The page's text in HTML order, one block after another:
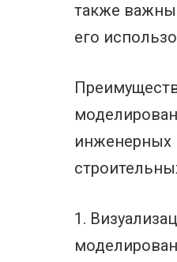
также
его
инженерных
1.